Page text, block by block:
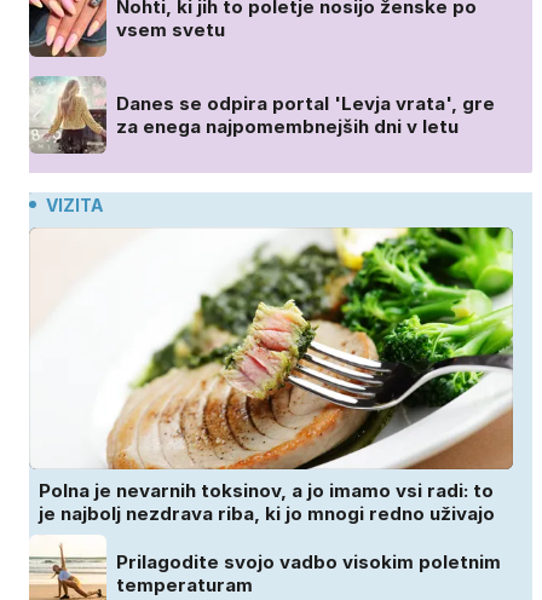
Nohti, ki jih to poletje nosijo ženske po
vsem svetu
Danes se odpira portal 'Levja vrata', gre
za enega najpomembnejših dni v letu
VIZITA
Polna je nevarnih toksinov, a jo imamo vsi radi: to
je najbolj nezdrava riba, ki jo mnogi redno uživajo
Prilagodite svojo vadbo visokim poletnim
temperaturam